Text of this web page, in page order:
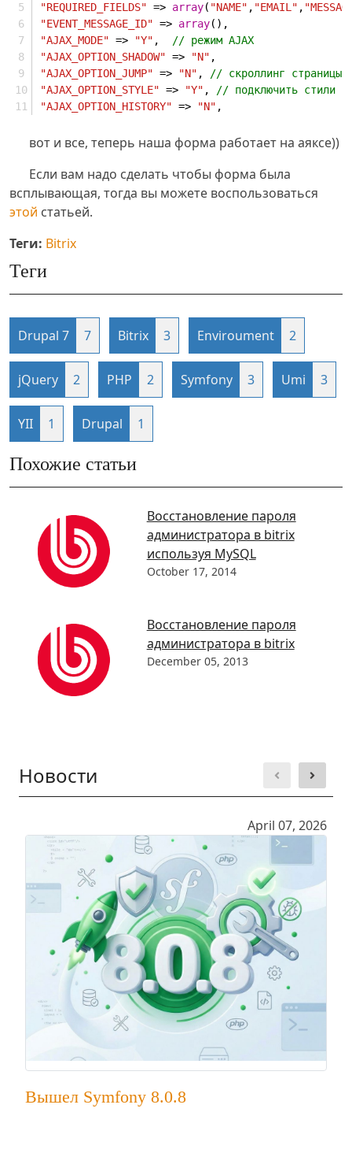
"REQUIRED_FIELDS" => array( "NAME" , "EMAIL" ,
"EVENT_MESSAGE_ID" => array(),
"AJAX_MODE" => "Y" ,
// режим AJAX
"AJAX_OPTION_SHADOW" => "N" ,
"AJAX_OPTION_JUMP" => "N" ,
// скроллинг страницы
"AJAX_OPTION_STYLE" => "Y" ,
// подключить стили
"AJAX_OPTION_HISTORY" => "N" ,
вот и все, теперь наша форма работает на аяксе))
Если вам надо сделать чтобы форма была
всплывающая, тогда вы можете воспользоваться
этой статьей.
Теги: Bitrix
Теги
Drupal 7 7 Bitrix 3 Enviroument 2
jQuery 2 PHP 2 Symfony 3 Umi 3
YII 1 Drupal 1
Похожие статьи
Восстановление пароля
администратора в bitrix
используя MySQL
October 17, 2014
Восстановление пароля
администратора в bitrix
December 05, 2013
Новости
April 07, 2026
Вышел Symfony 8.0.8